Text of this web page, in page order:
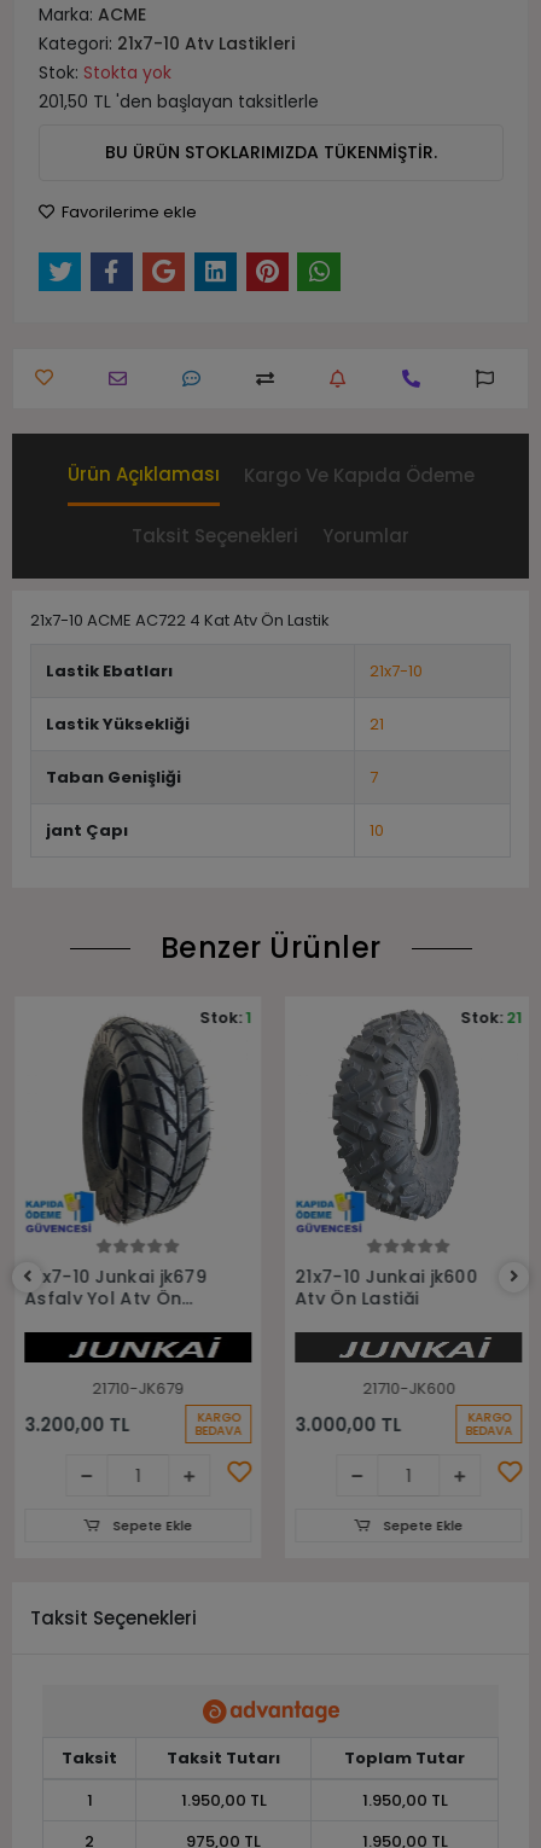
Marka: ACME
Kategori: 21x7-10 Atv Lastikleri
Stok: Stokta yok
201,50 TL 'den başlayan taksitlerle
BU ÜRÜN STOKLARIMIZDA TÜKENMİŞTİR.
Favorilerime ekle
Ürün Açıklaması Kargo Ve Kapıda Ödeme
Taksit Seçenekleri Yorumlar
21x7-10 ACME AC722 4 Kat Atv Ön Lastik
Lastik Ebatları 21x7-10
Lastik Yüksekliği 21
Taban Genişliği 7
jant Çapı 10
Benzer Ürünler
21x7-10 Junkai jk679
Asfaly Yol Atv Ön
21710-JK679
3.200,00 TL KARGO
BEDAVA
Stok:1
Sepete Ekle
21x7-10 Junkai jk600
Atv Ön Lastiği
21710-JK600
3.000,00 TL KARGO
BEDAVA
Stok:21
Sepete Ekle
Taksit Seçenekleri
Taksit Taksit Tutarı
Toplam Tutar
1
1.950,00 TL
1.950,00 TL
2
975,00 TL 1.950,00 TL